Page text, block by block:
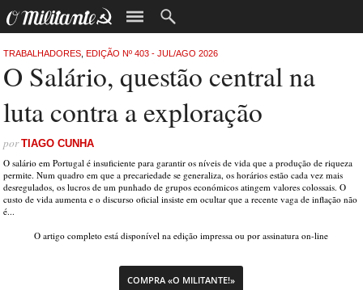
TRABALHADORES ,EDIÇÃO Nº 403 - JUL/AGO 2026
O Salário, questão central na
luta contra a exploração
porTIAGO CUNHA
O salário em Portugal é insuficiente para garantir os níveis de vida que a produção de riqueza
permite. Num quadro em que a precariedade se generaliza, os horários estão cada vez mais
desregulados, os lucros de um punhado de grupos económicos atingem valores colossais. O
custo de vida aumenta e o discurso oficial insiste em ocultar que a recente vaga de inflação não
é...
O artigo completo está disponível na edição impressa ou por assinatura on-line
COMPRA «O MILITANTE!»